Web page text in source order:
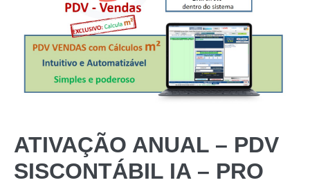
ATIVAÇÃO ANUAL – PDV
SISCONTÁBIL IA – PRO